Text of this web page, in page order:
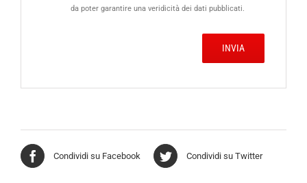
da poter garantire una veridicità dei dati pubblicati.
Condividi su Facebook Condividi su Twitter